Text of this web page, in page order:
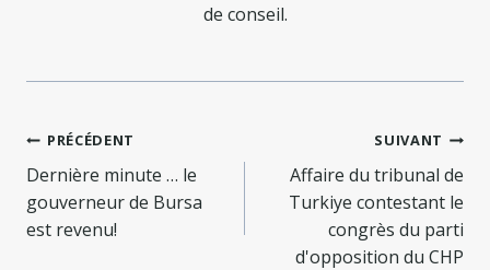
de conseil.
Navigation
de
l’article
PRÉCÉDENT
Dernière minute … le
gouverneur de Bursa
est revenu!
SUIVANT
Affaire du tribunal de
Turkiye contestant le
congrès du parti
d'opposition du CHP